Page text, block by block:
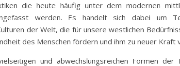
die heute häufig unter dem modernen
werden. Es handelt sich dabei um
der Welt, die für unsere westlichen
des Menschen fördern und ihm zu neuer Kraft
und abwechslungsreichen Formen der